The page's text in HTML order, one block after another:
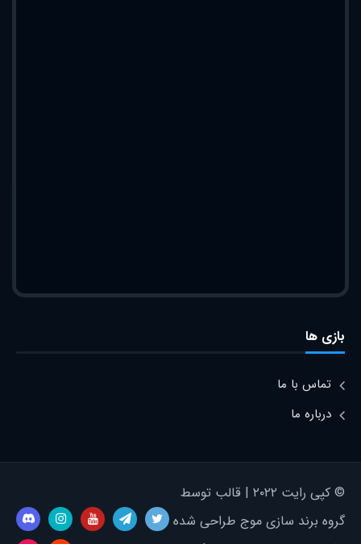
بازی ها
تماس با ما
درباره ما
© کپی رایت ۲۰۲۲ | قالب توسط
گروه برند سازی موج طراحی شده